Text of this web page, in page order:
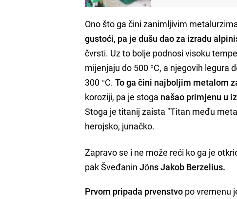
Ono što ga čini zanimljivim
gustoći, pa je dušu dao za izradu
čvrsti. Uz to bolje podnosi visoku
mijenjaju do 500 °C, a njegovih legura
300 °C.To ga čini najboljim metalom
koroziji, pa je stoga našao primjenu u
Stoga je titanij zaista "Titan među
herojsko, junačko.
Zapravo se i ne može reći ko ga je
pak ŠveđaninJöns Jakob Berzelius.
Prvom pripada prvenstvo po vremenu